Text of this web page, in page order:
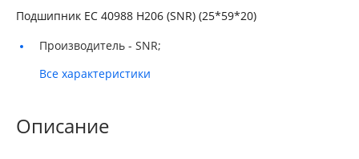
Подшипник EC 40988 H206 (SNR) (25*59*20)
Производитель - SNR;
Все характеристики
Описание